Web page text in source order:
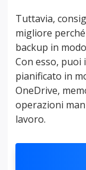
Tuttavia,
migliore
backup in
Con esso, puoi
pianificato in
OneDrive,
operazioni
lavoro.